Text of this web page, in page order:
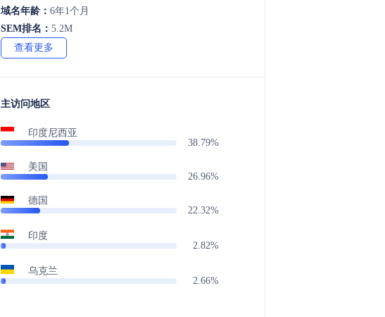
域名年龄： 6年1个月
SEM排名： 5.2M
查看更多
主访问地区
印度尼西亚
38.79%
美国
26.96%
德国
22.32%
印度
2.82%
乌克兰
2.66%